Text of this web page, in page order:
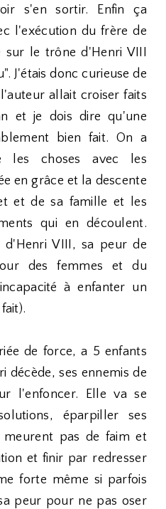
s'en sortir. Enfin ça
l'exécution du frère de
sur le trône d'Henri VIII
J'étais donc curieuse de
allait croiser faits
et je dois dire qu'une
bien fait. On a
les choses avec les
en grâce et la descente
et de sa famille et les
qui en découlent.
VIII, sa peur de
des femmes et du
à enfanter un
de force, a 5 enfants
décède, ses ennemis de
l'enfoncer. Elle va se
éparpiller ses
pas de faim et
et finir par redresser
forte même si parfois
peur pour ne pas oser